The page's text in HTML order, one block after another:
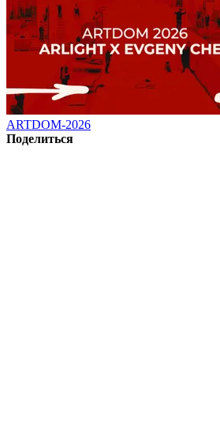
ARTDOM-2026
Поделиться